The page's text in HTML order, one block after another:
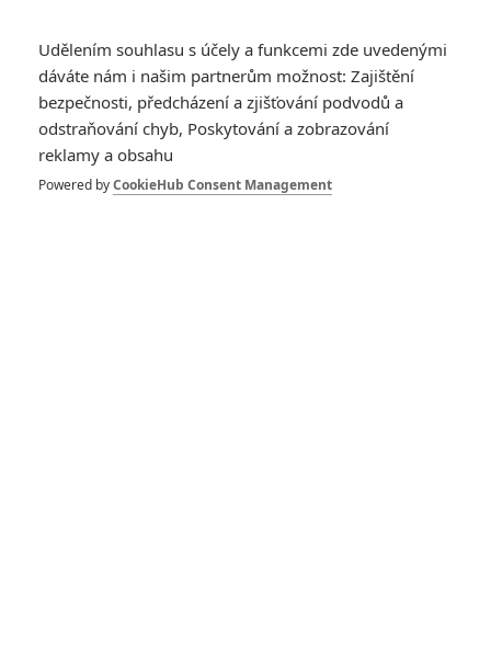
1 ČLÁNEK | 30.07.2026 20:14
Děti krve a kostí: Regulérní trailer představuje akční fantasy
dobrodružství s vůní Afriky
1ČLÁNEK | 30.07.2026 12:31
Spider-Man: Zbrusu nový den – Podle recenzí máme čekat
překvapivě emotivní a osobní film
Udělením souhlasu s účely a funkcemi zde uvedenými
dáváte nám i našim partnerům možnost: Zajištění
bezpečnosti, předcházení a zjišťování podvodů a
odstraňování chyb, Poskytování a zobrazování
reklamy a obsahu
Powered byCookieHub Consent Management